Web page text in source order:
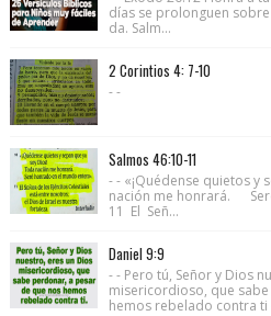
días se prolonguen sobre
da. Salm...
2 Corintios 4: 7-10
- -
Salmos 46:10-11
- - «¡Quédense quietos
nación me honrará.
11 El Señ...
Daniel 9:9
- - Pero tú, Señor y Dios
misericordioso, que
hemos rebelado contra ti